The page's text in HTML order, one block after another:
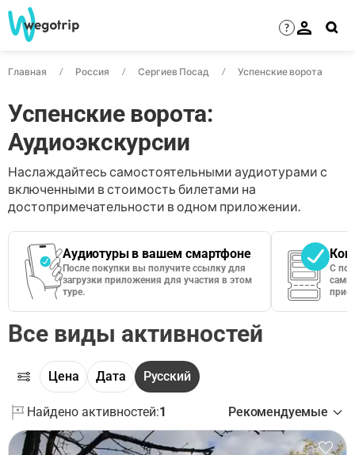
?
Главная Россия Сергиев Посад Успенские ворота
Успенские ворота:
Аудиоэкскурсии
Наслаждайтесь самостоятельными аудиотурами с
включенными в стоимость билетами на
достопримечательности в одном приложении.
Аудиотуры в вашем смартфоне
После покупки вы получите ссылку для
загрузки приложения для участия в этом
туре.
С
сами
Все виды активностей
Цена Дата Русский
Найдено активностей:1 Рекомендуемые